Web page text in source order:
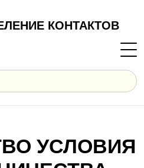
КОНТАКТОВ
УСЛОВИЯ